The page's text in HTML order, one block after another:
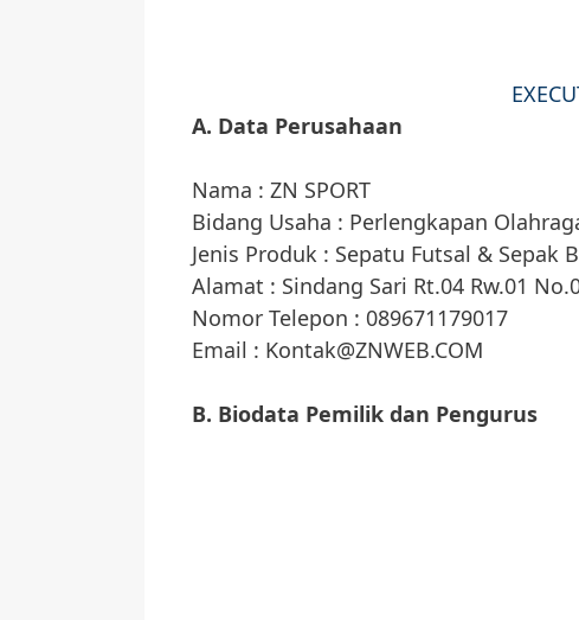
A. Data Perusahaan
Nama : ZN SPORT
Bidang Usaha : Perlengkapan
Jenis Produk : Sepatu Futsal & Sepak
Alamat : Sindang Sari Rt.04 Rw.01
Nomor Telepon : 089671179017
Email : Kontak@ZNWEB.COM
B. Biodata Pemilik dan Pengurus